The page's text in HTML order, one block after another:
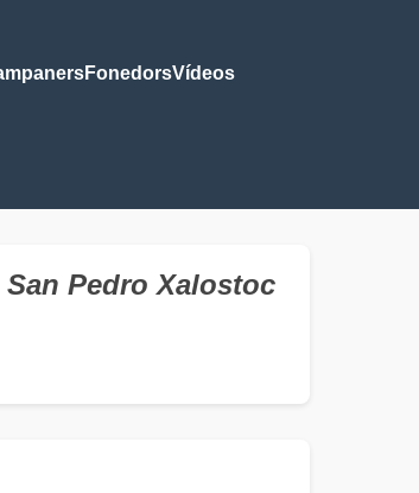
FonedorsVídeos
Pedro Xalostoc